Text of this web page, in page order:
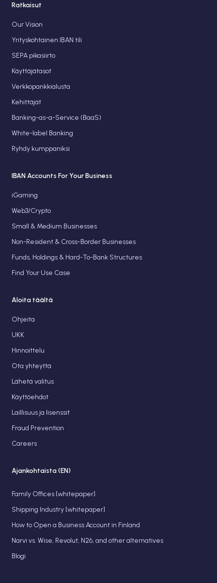
Ratkaisut
Our Vision
Yrityskohtainen IBAN tili
SEPA pikasiirto
Käyttäjätasot
Verkkopankkialusta
Kehittäjät
Banking-as-a-Service (BaaS)
White-label Banking
Ryhdy kumppaniksi
IBAN Accounts For Your Business
iGaming
Web3/Crypto
Small & Medium Businesses
Non-Resident & Cross-Border Businesses
Funds, Holdings & Hard-To-Bank Structures
Find Your Use Case
Aloita täältä
Ohjeita
UKK
Hinnoittelu
Ota yhteyttä
Lähetä valitus
Käyttöehdot
Laillisuus ja lisenssit
Fraud Prevention
Careers
Ajankohtaista (EN)
Family Offices [whitepaper]
Shipping Industry [whitepaper]
How to Open a Business Account in Finland
Narvi vs. Wise, Revolut, N26, and other alternatives
Blogi